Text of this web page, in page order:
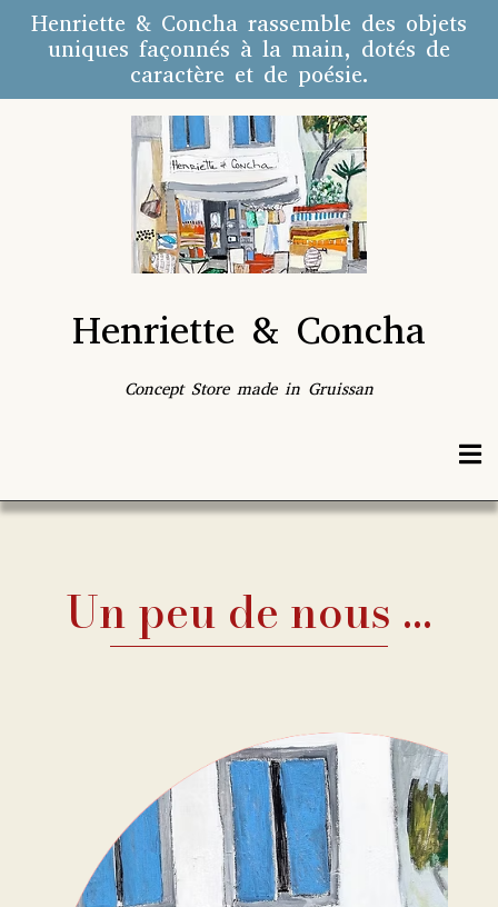
Henriette & Concha rassemble des objets
uniques façonnés à la main, dotés de
caractère et de poésie.
Henriette & Concha
Concept Store made in Gruissan

Un peu de nous …